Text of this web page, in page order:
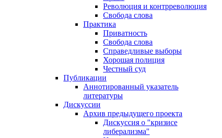
Революция и контрреволюция
Свобода слова
Практика
Приватность
Свобода слова
Справедливые выборы
Хорошая полиция
Честный суд
Публикации
Аннотированный указатель
литературы
Дискуссии
Архив предыдущего проекта
Дискуссия о "кризисе
либерализма"